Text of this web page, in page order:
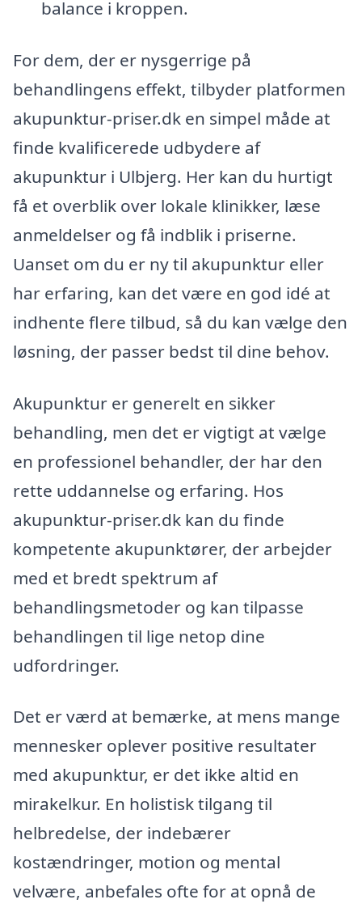
balance i kroppen.
For dem, der er nysgerrige på
behandlingens effekt, tilbyder platformen
akupunktur-priser.dk en simpel måde at
finde kvalificerede udbydere af
akupunktur i Ulbjerg. Her kan du hurtigt
få et overblik over lokale klinikker, læse
anmeldelser og få indblik i priserne.
Uanset om du er ny til akupunktur eller
har erfaring, kan det være en god idé at
indhente flere tilbud, så du kan vælge den
løsning, der passer bedst til dine behov.
Akupunktur er generelt en sikker
behandling, men det er vigtigt at vælge
en professionel behandler, der har den
rette uddannelse og erfaring. Hos
akupunktur-priser.dk kan du finde
kompetente akupunktører, der arbejder
med et bredt spektrum af
behandlingsmetoder og kan tilpasse
behandlingen til lige netop dine
udfordringer.
Det er værd at bemærke, at mens mange
mennesker oplever positive resultater
med akupunktur, er det ikke altid en
mirakelkur. En holistisk tilgang til
helbredelse, der indebærer
kostændringer, motion og mental
velvære, anbefales ofte for at opnå de